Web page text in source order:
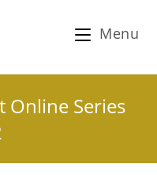
Menu
Online Series